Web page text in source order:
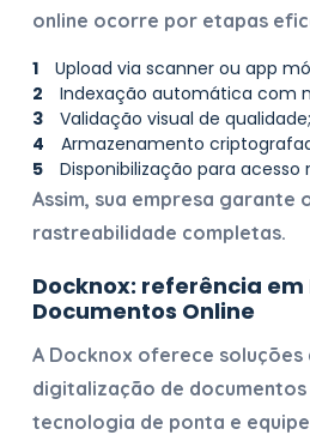
online ocorre por etapas
Upload via scanner ou app
Indexação automática com
Validação visual de qualidade;
Armazenamento
Disponibilização para acesso
Assim, sua empresa garante
rastreabilidade completas.
Docknox: referência em
Documentos Online
A Docknox oferece soluções
digitalização de documentos
tecnologia de ponta e